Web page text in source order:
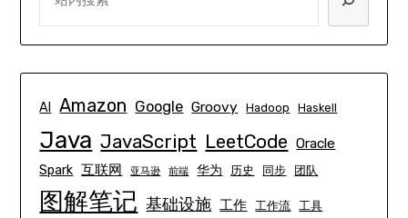
AI Amazon Google Groovy Hadoop Haskell
Java JavaScript LeetCode Oracle
Spark 互联网 亚马逊 前端 华为 历史 同步 团队
图解笔记 基础设施 工作 工作流 工具